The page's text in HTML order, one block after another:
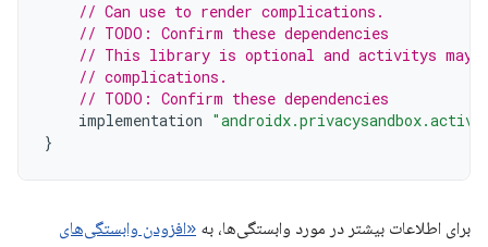
// Can use to render complications.
// TODO: Confirm these dependencies
// This library is optional and activitys may
// complications.
// TODO: Confirm these dependencies
implementation
}
برای اطلاعات بیشتر در مورد وابستگی‌ها، به «افزودن وابستگی‌های